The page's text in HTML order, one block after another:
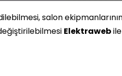
salon
Elektrawebile